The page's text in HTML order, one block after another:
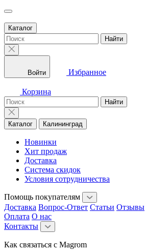
Каталог
Найти
Войти Избранное
Корзина
Найти
Каталог Калининград
Новинки
Хит продаж
Доставка
Система скидок
Условия сотрудничества
Помощь покупателям
Доставка Вопрос-Ответ Статьи Отзывы
Оплата О нас
Контакты
Как связаться с Magrom